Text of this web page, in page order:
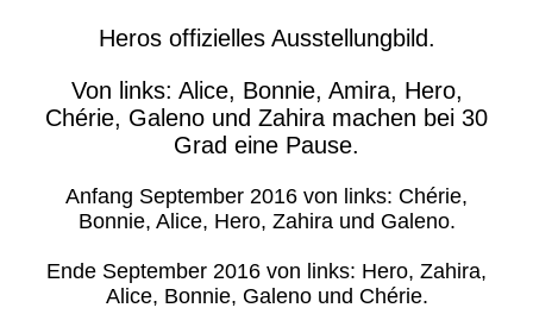
Heros offizielles Ausstellungbild.
Von links: Alice, Bonnie, Amira, Hero,
Chérie, Galeno und Zahira machen bei 30
Grad eine Pause.
Anfang September 2016 von links: Chérie,
Bonnie, Alice, Hero, Zahira und Galeno.
Ende September 2016 von links: Hero, Zahira,
Alice, Bonnie, Galeno und Chérie.